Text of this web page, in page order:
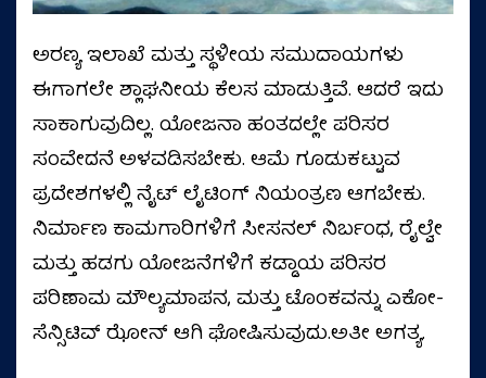
ಅರಣ್ಯ ಇಲಾಖೆ ಮತ್ತು ಸ್ಥಳೀಯ ಸಮುದಾಯಗಳು
ಈಗಾಗಲೇ ಶ್ಲಾಘನೀಯ ಕೆಲಸ ಮಾಡುತ್ತಿವೆ. ಆದರೆ ಇದು
ಸಾಕಾಗುವುದಿಲ್ಲ. ಯೋಜನಾ ಹಂತದಲ್ಲೇ ಪರಿಸರ
ಸಂವೇದನೆ ಅಳವಡಿಸಬೇಕು. ಆಮೆ ಗೂಡುಕಟ್ಟುವ
ಪ್ರದೇಶಗಳಲ್ಲಿ ನೈಟ್ ಲೈಟಿಂಗ್ ನಿಯಂತ್ರಣ ಆಗಬೇಕು.
ನಿರ್ಮಾಣ ಕಾಮಗಾರಿಗಳಿಗೆ ಸೀಸನಲ್ ನಿರ್ಬಂಧ, ರೈಲ್ವೇ
ಮತ್ತು ಹಡಗು ಯೋಜನೆಗಳಿಗೆ ಕಡ್ಡಾಯ ಪರಿಸರ
ಪರಿಣಾಮ ಮೌಲ್ಯಮಾಪನ, ಮತ್ತು ಟೊಂಕವನ್ನು ಎಕೋ-
ಸೆನ್ಸಿಟಿವ್ ಝೋನ್ ಆಗಿ ಘೋಷಿಸುವುದು.ಅತೀ ಅಗತ್ಯ.